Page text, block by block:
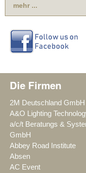
mehr ...
Die Firmen
2M Deutschland GmbH
A&O Lighting
a/c/t Beratungs &
GmbH
Abbey Road Institute
Absen
AC Event